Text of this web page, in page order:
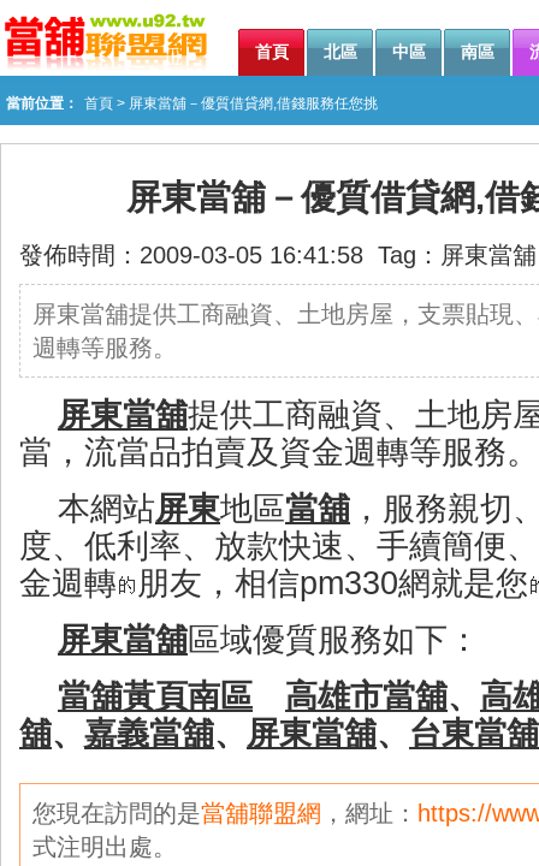
首頁 北區 中區 南區
當前位置： 首頁 > 屏東當舖－優質借貸網,借錢服務任您挑
屏東當舖－優質借貸網,借
發佈時間：2009-03-05 16:41:58 Tag： 屏東當舖
屏東當舖提供工商融資、土地房屋，支票貼現
週轉等服務。
屏東當舖提供工商融資、土地房
當，流當品拍賣及資金週轉等服務。
本網站屏東地區當舖 ，服務親切
度、低利率、放款快速、手續簡便
金週轉
朋友，相信pm330網就是您
屏東當舖區域優質服務如下：
當舖黃頁南區
高雄市當舖、 高
舖、 嘉義當舖、 屏東當舖、 台東當舖
您現在訪問的是當舖聯盟網 ，網址： https://
式注明出處。